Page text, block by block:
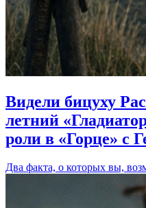
Видели бицуху
летний
роли в «Горце» с
Два факта, о которых вы,